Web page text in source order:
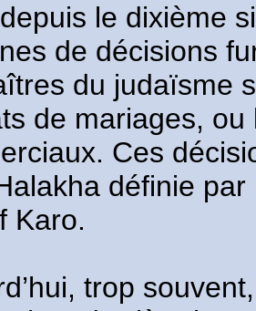
le dixième
de décisions
du judaïsme
de mariages,
Ces
définie
Karo.
trop